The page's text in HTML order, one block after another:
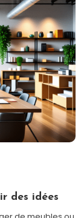
des idées